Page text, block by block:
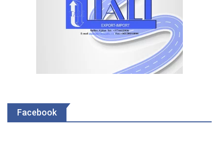
Facebook